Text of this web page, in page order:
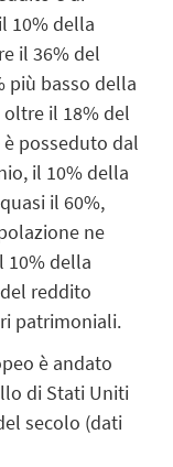
10% della
il 36% del
più basso della
il 18% del
posseduto dal
il 10% della
il 60%,
ne
10% della
reddito
patrimoniali.
è andato
di Stati Uniti
secolo (dati